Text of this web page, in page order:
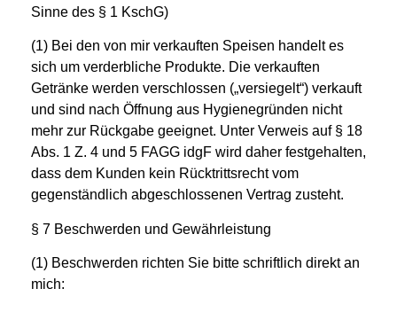
Sinne des § 1 KschG)
(1) Bei den von mir verkauften Speisen handelt es
sich um verderbliche Produkte. Die verkauften
Getränke werden verschlossen („versiegelt“) verkauft
und sind nach Öffnung aus Hygienegründen nicht
mehr zur Rückgabe geeignet. Unter Verweis auf § 18
Abs. 1 Z. 4 und 5 FAGG idgF wird daher festgehalten,
dass dem Kunden kein Rücktrittsrecht vom
gegenständlich abgeschlossenen Vertrag zusteht.
§ 7 Beschwerden und Gewährleistung
(1) Beschwerden richten Sie bitte schriftlich direkt an
mich: